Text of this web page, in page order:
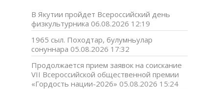
В Якутии пройдет Всероссийский день
физкультурника 06.08.2026 12:19
1965 сыл. Походтар, булумньулар
сонуннара 05.08.2026 17:32
Продолжается прием заявок на соискание
VII Всероссийской общественной премии
«Гордость нации-2026» 05.08.2026 15:24